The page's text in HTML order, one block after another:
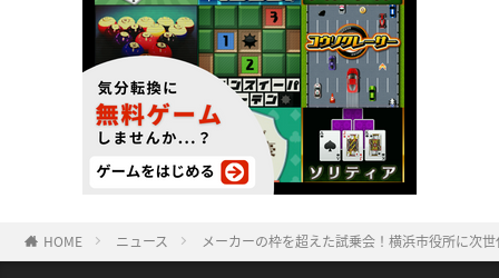
HOME ニュース メーカーの枠を超えた試乗会！横浜市役所に次